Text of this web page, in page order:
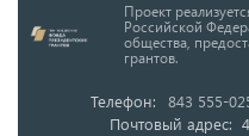
Проект
Российской
общества,
грантов.
Телефон: 843 555-
Почтовый адрес: